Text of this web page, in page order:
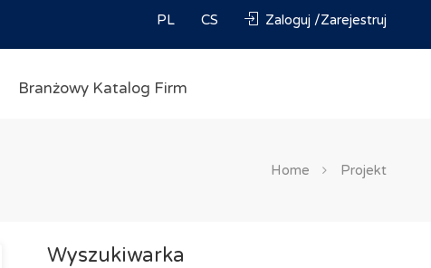
PL CS Zaloguj /Zarejestruj
Branżowy Katalog Firm
Home Projekt
Wyszukiwarka